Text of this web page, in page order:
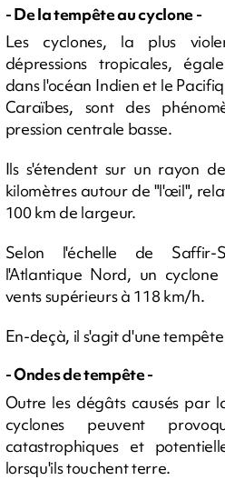
- De la tempête au cyclone -
Les cyclones, la plus
dépressions tropicales,
dans l'océan Indien et le
Caraïbes, sont des
pression centrale basse.
Ils s'étendent sur un rayon
kilomètres autour de "l'œil",
100 km de largeur.
Selon l'échelle de Saffir-
l'Atlantique Nord, un
vents supérieurs à 118 km/h.
En-deçà, il s'agit d'une
- Ondes de tempête -
Outre les dégâts causés par
cyclones peuvent
catastrophiques et
lorsqu'ils touchent terre.